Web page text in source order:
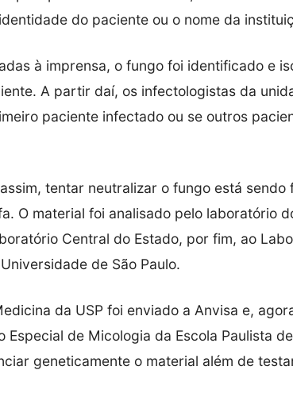
do paciente ou o nome da
à imprensa, o fungo foi identificado e
A partir daí, os infectologistas da
paciente infectado ou se outros
tentar neutralizar o fungo está sendo
O material foi analisado pelo laboratório
Central do Estado, por fim, ao
de São Paulo.
da USP foi enviado a Anvisa e,
Especial de Micologia da Escola Paulista
geneticamente o material além de